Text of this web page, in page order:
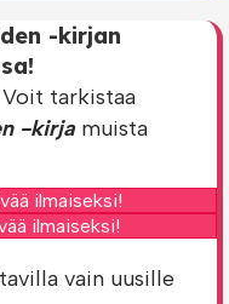
-kirjan
tarkistaa
-kirja muista
ilmaiseksi!
ilmaiseksi!
vain uusille